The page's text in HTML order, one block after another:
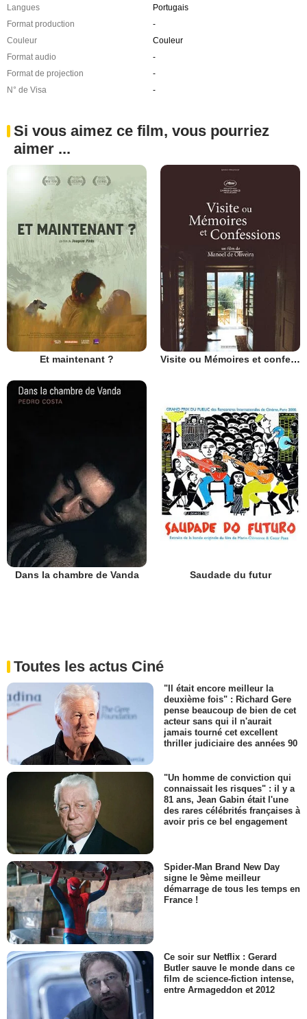
Langues
Portugais
Format production
-
Couleur
Couleur
Format audio
-
Format de projection
-
N° de Visa
-
Si vous aimez ce film, vous pourriez
aimer ...
Et maintenant ? Visite ou Mémoires et confessions
Dans la chambre de Vanda Saudade du futur
Toutes les actus Ciné
"Il était encore meilleur la
deuxième fois" : Richard Gere
pense beaucoup de bien de cet
acteur sans qui il n'aurait
jamais tourné cet excellent
thriller judiciaire des années 90
"Un homme de conviction qui
connaissait les risques" : il y a
81 ans, Jean Gabin était l'une
des rares célébrités françaises à
avoir pris ce bel engagement
Spider-Man Brand New Day
signe le 9ème meilleur
démarrage de tous les temps en
France !
Ce soir sur Netflix : Gerard
Butler sauve le monde dans ce
film de science-fiction intense,
entre Armageddon et 2012